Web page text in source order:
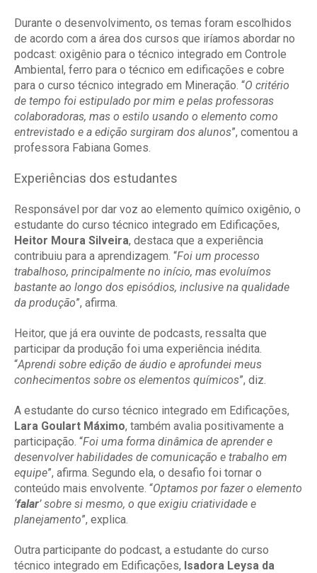
Durante o desenvolvimento, os temas foram escolhidos
de acordo com a área dos cursos que iríamos abordar no
podcast: oxigênio para o técnico integrado em Controle
Ambiental, ferro para o técnico em edificações e cobre
para o curso técnico integrado em Mineração. “O critério
de tempo foi estipulado por mim e pelas professoras
colaboradoras, mas o estilo usando o elemento como
entrevistado e a edição surgiram dos alunos”, comentou a
professora Fabiana Gomes.
Experiências dos estudantes
Responsável por dar voz ao elemento químico oxigênio, o
estudante do curso técnico integrado em Edificações,
Heitor Moura Silveira, destaca que a experiência
contribuiu para a aprendizagem. “Foi um processo
trabalhoso, principalmente no início, mas evoluímos
bastante ao longo dos episódios, inclusive na qualidade
da produção”, afirma.
Heitor, que já era ouvinte de podcasts, ressalta que
participar da produção foi uma experiência inédita.
“Aprendi sobre edição de áudio e aprofundei meus
conhecimentos sobre os elementos químicos”, diz.
A estudante do curso técnico integrado em Edificações,
Lara Goulart Máximo, também avalia positivamente a
participação. “Foi uma forma dinâmica de aprender e
desenvolver habilidades de comunicação e trabalho em
equipe”, afirma. Segundo ela, o desafio foi tornar o
conteúdo mais envolvente. “Optamos por fazer o elemento
‘falar’ sobre si mesmo, o que exigiu criatividade e
planejamento”, explica.
Outra participante do podcast, a estudante do curso
técnico integrado em Edificações, Isadora Leysa da